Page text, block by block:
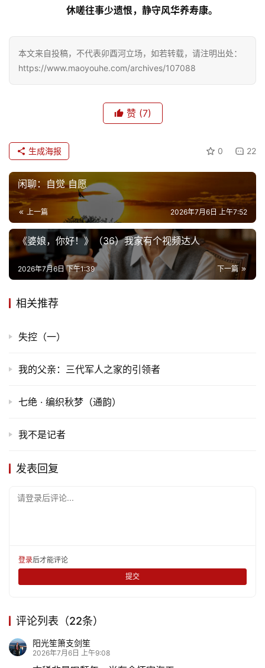
首
页
休嗟往事少遗恨，静守风华养寿康。
本文来自投稿，不代表卯酉河立场，如若转载，请注明出处：
https://www.maoyouhe.com/archives/107088
赞 (7)
0 22
生成海报
闲聊：自觉 自愿
上一篇 2026年7月6日 上午7:52
《婆娘，你好！》（36）我家有个视频达人
下一篇
2026年7月6日 下午1:39
相关推荐
失控（一）
我的父亲：三代军人之家的引领者
七绝 · 编织秋梦（通韵）
我不是记者
发表回复
请登录后评论...
登录后才能评论
提交
评论列表（22条）
阳光笙箫支剑笙
2026年7月6日 上午9:08